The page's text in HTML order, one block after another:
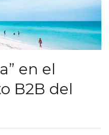
en el
B2B del